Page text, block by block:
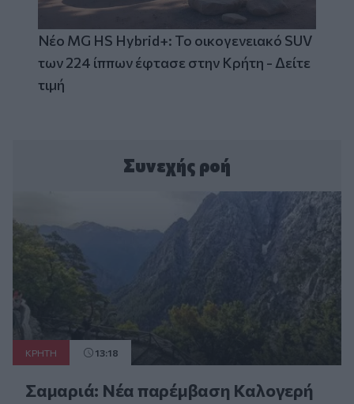
Νέο MG HS Hybrid+: Το οικογενειακό SUV
των 224 ίππων έφτασε στην Κρήτη - Δείτε
τιμή
Συνεχής ροή
ΚΡΗΤΗ 13:18
Σαμαριά: Νέα παρέμβαση Καλογερή